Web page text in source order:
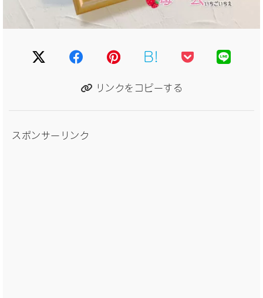
B!
リンクをコピーする
スポンサーリンク